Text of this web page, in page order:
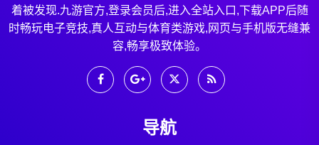
着被发现.九游官方,登录会员后,进入全站入口,下载APP后随
时畅玩电子竞技,真人互动与体育类游戏,网页与手机版无缝兼
容,畅享极致体验。
导航